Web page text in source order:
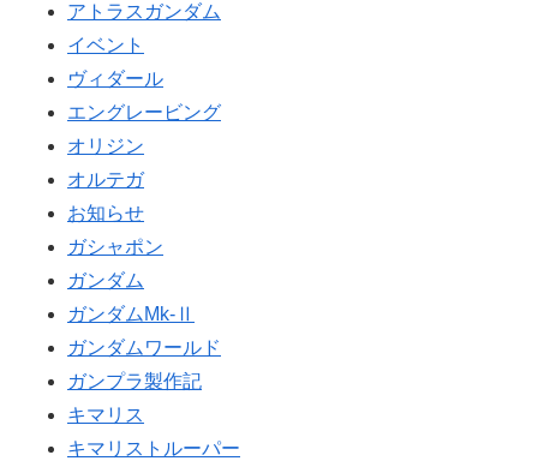
アトラスガンダム
イベント
ヴィダール
エングレービング
オリジン
オルテガ
お知らせ
ガシャポン
ガンダム
ガンダムMk-Ⅱ
ガンダムワールド
ガンプラ製作記
キマリス
キマリストルーパー